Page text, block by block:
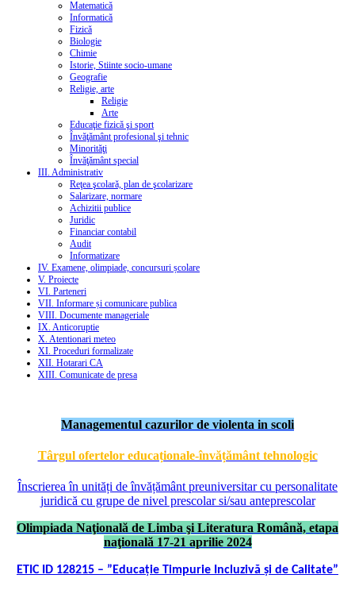
Matematică
Informatică
Fizică
Biologie
Chimie
Istorie, Stiinte socio-umane
Geografie
Religie, arte
Religie
Arte
Educaţie fizică şi sport
Învăţământ profesional şi tehnic
Minorităţi
Învăţământ special
III. Administrativ
Reţea şcolară, plan de şcolarizare
Salarizare, normare
Achizitii publice
Juridic
Financiar contabil
Audit
Informatizare
IV. Examene, olimpiade, concursuri școlare
V. Proiecte
VI. Parteneri
VII. Informare și comunicare publica
VIII. Documente manageriale
IX. Anticoruptie
X. Atentionari meteo
XI. Proceduri formalizate
XII. Hotarari CA
XIII. Comunicate de presa
Managementul cazurilor de violenta in scoli
Târgul ofertelor educaționale-învățământ tehnologic
Înscrierea în unități de învățământ preuniversitar cu personalitate
juridică cu grupe de nivel prescolar si/sau anteprescolar
Olimpiada Naţională de Limba şi Literatura Română, etapa
naţională 17-21 aprilie 2024
ETIC ID 128215 – ”Educație Timpurie Incluzivă și de Calitate”